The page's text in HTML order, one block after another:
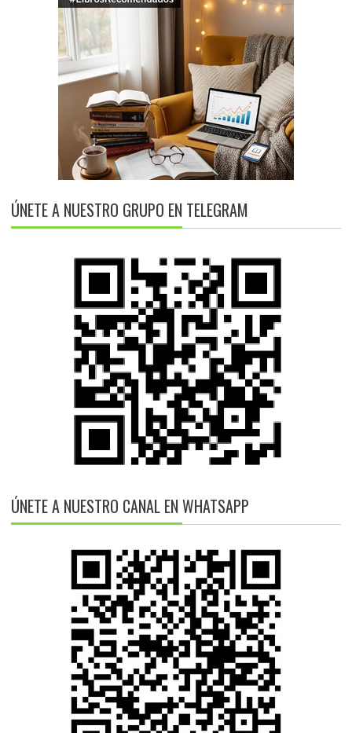
ÚNETE A NUESTRO GRUPO EN TELEGRAM
ÚNETE A NUESTRO CANAL EN WHATSAPP